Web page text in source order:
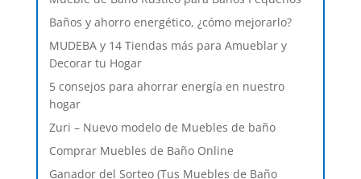
Baños y ahorro energético, ¿cómo mejorarlo?
MUDEBA y 14 Tiendas más para Amueblar y
Decorar tu Hogar
5 consejos para ahorrar energía en nuestro
hogar
Zuri – Nuevo modelo de Muebles de baño
Comprar Muebles de Baño Online
Ganador del Sorteo (Tus Muebles de Baño